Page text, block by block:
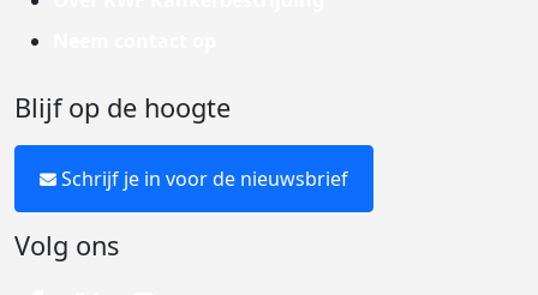
Blijf op de hoogte
Schrijf je in voor de nieuwsbrief
Volg ons